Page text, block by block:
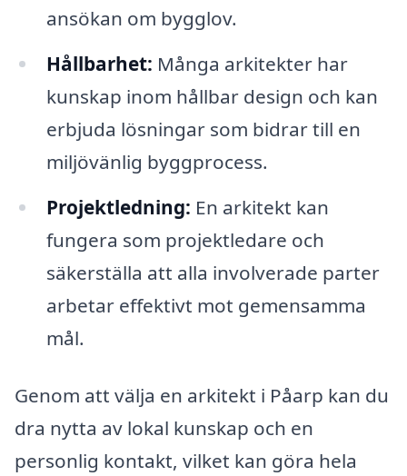
ansökan om bygglov.
Hållbarhet: Många arkitekter har
kunskap inom hållbar design och kan
erbjuda lösningar som bidrar till en
miljövänlig byggprocess.
Projektledning: En arkitekt kan
fungera som projektledare och
säkerställa att alla involverade parter
arbetar effektivt mot gemensamma
mål.
Genom att välja en arkitekt i Påarp kan du
dra nytta av lokal kunskap och en
personlig kontakt, vilket kan göra hela